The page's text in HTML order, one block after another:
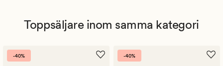
Toppsäljare inom samma kategori
-40% -40%